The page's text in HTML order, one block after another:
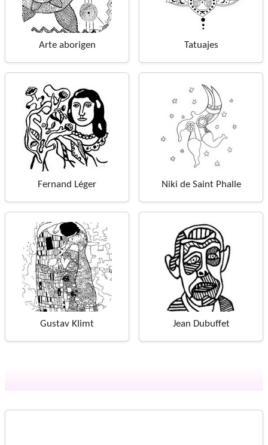
Arte aborigen Tatuajes
Fernand Léger Niki de Saint Phalle
Gustav Klimt Jean Dubuffet